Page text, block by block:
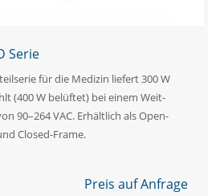
Serie
für die Medizin liefert 300 W
(400 W belüftet) bei einem Weit-
90–264 VAC. Erhältlich als Open-
Closed-Frame.
Preis auf Anfrage